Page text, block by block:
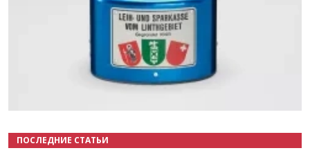
ПОСЛЕДНИЕ СТАТЬИ